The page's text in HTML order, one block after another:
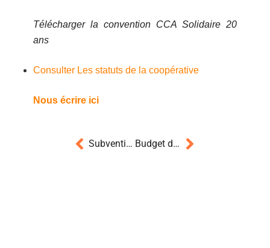
Télécharger la convention CCA Solidaire 20
ans
Consulter Les statuts de la coopérative
Nous écrire ici
Subventions et mécénat Budget de réhabilitation